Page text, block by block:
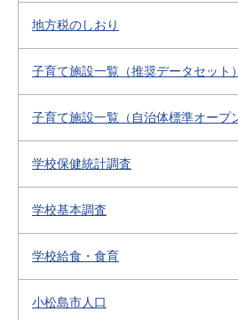
地方税のしおり
子育て施設一覧（推奨データセット）
子育て施設一覧（自治体標準オープ
学校保健統計調査
学校基本調査
学校給食・食育
小松島市人口